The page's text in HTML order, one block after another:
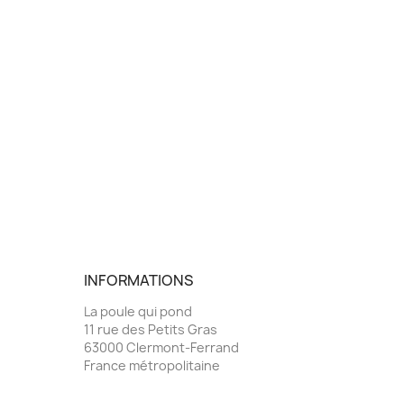
INFORMATIONS
La poule qui pond
11 rue des Petits Gras
63000 Clermont-Ferrand
France métropolitaine